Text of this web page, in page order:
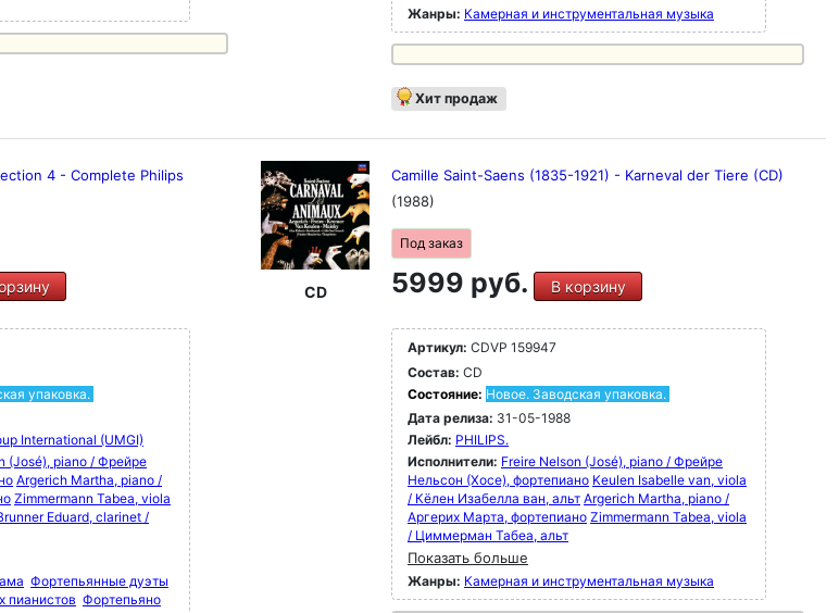
Жанры: Камерная и инструментальная музыка
Хит продаж
4 - Complete Philips
упаковка.
International (UMGI)
(José), piano / Фрейре
Argerich Martha, piano /
Zimmermann Tabea, viola
Eduard, clarinet /
Фортепьянные дуэты
пианистов Фортепьяно
CD
Camille Saint-Saens (1835-1921) - Karneval der Tiere (CD)
(1988)
Под заказ
5999 руб. В корзину
Артикул: CDVP 159947
Состав: CD
Состояние: Новое. Заводская упаковка.
Дата релиза: 31-05-1988
Лейбл: PHILIPS.
Исполнители: Freire Nelson (José), piano / Фрейре
Нельсон (Хосе), фортепиано Keulen Isabelle van, viola
/ Кёлен Изабелла ван, альт Argerich Martha, piano /
Аргерих Марта, фортепиано Zimmermann Tabea, viola
/ Циммерман Табеа, альт
Показать больше
Жанры: Камерная и инструментальная музыка